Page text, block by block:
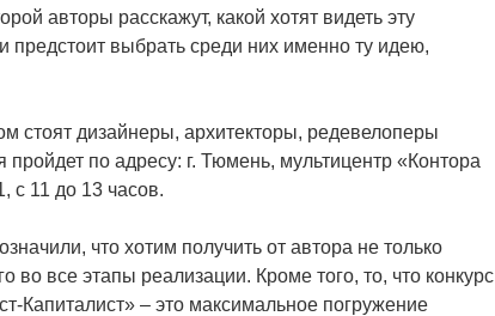
авторы расскажут, какой хотят видеть эту
выбрать среди них именно ту идею,
стоят дизайнеры, архитекторы, редевелоперы
по адресу: г. Тюмень, мультицентр «Контора
с 11 до 13 часов.
что хотим получить от автора не только
во все этапы реализации. Кроме того, то, что конкурс
Капиталист» – это максимальное погружение